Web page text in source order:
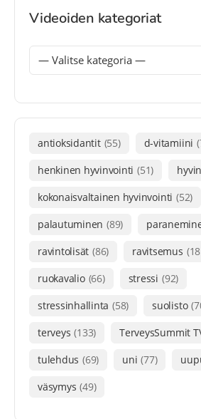
Videoiden kategoriat
antioksidantit (55) d-vitamiini
henkinen hyvinvointi (51)
kokonaisvaltainen hyvinvointi (52)
palautuminen (89)
ravintolisät (86) ravitsemus
ruokavalio (66) stressi (92)
stressinhallinta (58) suolisto
terveys (133) TerveysSummit
tulehdus (69) uni (77)
väsymys (49)